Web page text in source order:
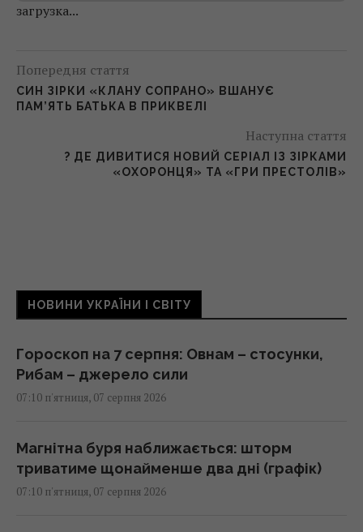
загрузка...
Попередня стаття
СИН ЗІРКИ «КЛАНУ СОПРАНО» ВШАНУЄ
ПАМ’ЯТЬ БАТЬКА В ПРИКВЕЛІ
Наступна стаття
? ДЕ ДИВИТИСЯ НОВИЙ СЕРІАЛ ІЗ ЗІРКАМИ
«ОХОРОНЦЯ» ТА «ГРИ ПРЕСТОЛІВ»
НОВИНИ УКРАЇНИ І СВІТУ
Гороскоп на 7 серпня: Овнам – стосунки,
Рибам – джерело сили
07:10 п'ятниця, 07 серпня 2026
Магнітна буря наближається: шторм
триватиме щонайменше два дні (графік)
07:10 п'ятниця, 07 серпня 2026